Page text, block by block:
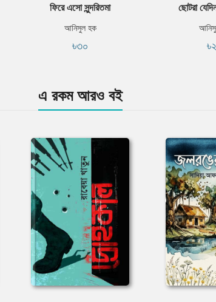
ফিরে এসো সুন্দরিতমা
আনিসুল হক
৳৩০
ছোটরা
এ রকম আরও বই